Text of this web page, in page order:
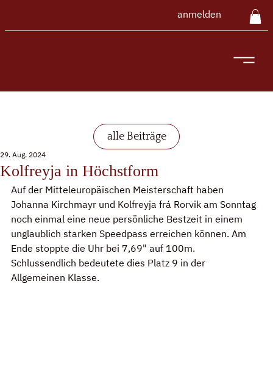
anmelden
alle Beiträge
Kolfreyja in Höchstform
29. Aug. 2024
Auf der Mitteleuropäischen Meisterschaft haben
Johanna Kirchmayr und Kolfreyja frá Rorvik am Sonntag
noch einmal eine neue persönliche Bestzeit in einem
unglaublich starken Speedpass erreichen können. Am
Ende stoppte die Uhr bei 7,69" auf 100m.
Schlussendlich bedeutete dies Platz 9 in der
Allgemeinen Klasse.